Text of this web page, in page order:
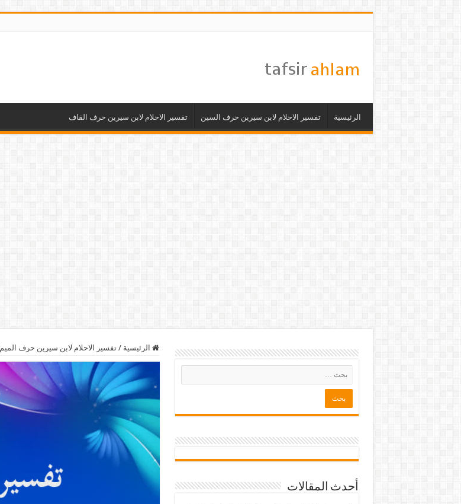
الرئيسية تفسير الاحلام لابن سيرين حرف السين تفسير الاحلام لابن سيرين حرف القاف
الرئيسية / تفسير الاحلام لابن سيرين حرف الميم
أحدث المقالات